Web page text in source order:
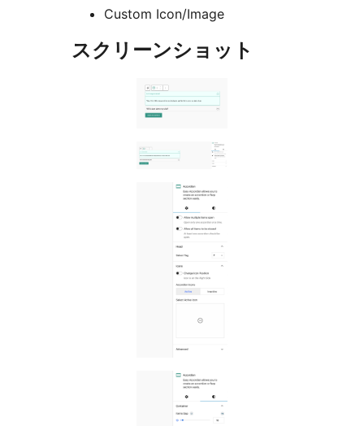
Custom Icon/Image
スクリーンショット